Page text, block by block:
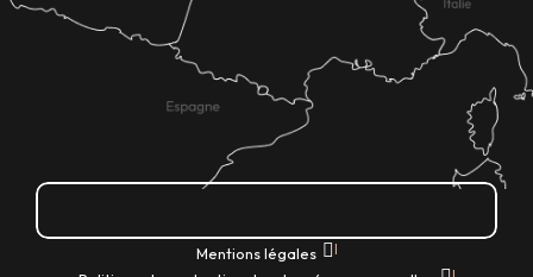
Mentions légales |